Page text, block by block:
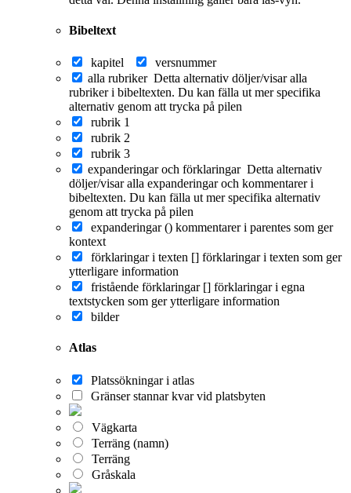
Bibeltext
kapitel
versnummer
alla rubriker Detta alternativ döljer/visar alla
rubriker i bibeltexten. Du kan fälla ut mer specifika
alternativ genom att trycka på pilen
rubrik 1
rubrik 2
rubrik 3
expanderingar och förklaringar Detta alternativ
döljer/visar alla expanderingar och kommentarer i
bibeltexten. Du kan fälla ut mer specifika alternativ
genom att trycka på pilen
expanderingar () kommentarer i parentes som ger
kontext
förklaringar i texten [] förklaringar i texten som ger
ytterligare information
fristående förklaringar [] förklaringar i egna
textstycken som ger ytterligare information
bilder
Atlas
Platssökningar i atlas
Gränser stannar kvar vid platsbyten
Vägkarta
Terräng (namn)
Terräng
Gråskala